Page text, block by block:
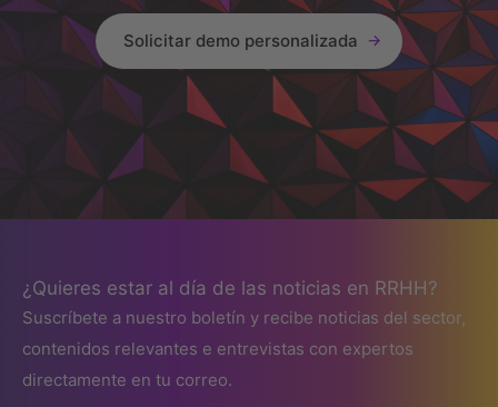
Solicitar demo personalizada
¿Quieres estar al día de las noticias en RRHH?
Suscríbete a nuestro boletín y recibe noticias del sector,
contenidos relevantes e entrevistas con expertos
directamente en tu correo.